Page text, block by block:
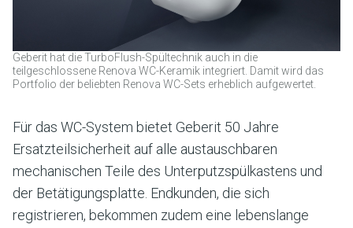
Geberit hat die TurboFlush-Spültechnik auch in die
teilgeschlossene Renova WC-Keramik integriert. Damit wird das
Portfolio der beliebten Renova WC-Sets erheblich aufgewertet.
Für das WC-System bietet Geberit 50 Jahre
Ersatzteilsicherheit auf alle austauschbaren
mechanischen Teile des Unterputzspülkastens und
der Betätigungsplatte. Endkunden, die sich
registrieren, bekommen zudem eine lebenslange